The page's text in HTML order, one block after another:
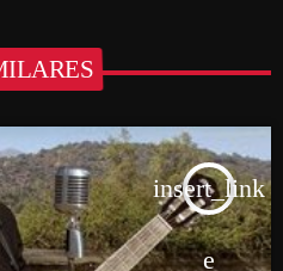
insert_link